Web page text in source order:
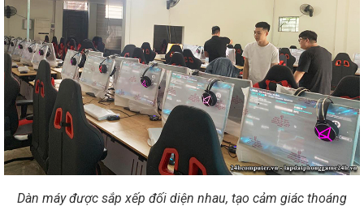
Dàn máy được sắp xếp đối diện nhau, tạo cảm giác thoáng